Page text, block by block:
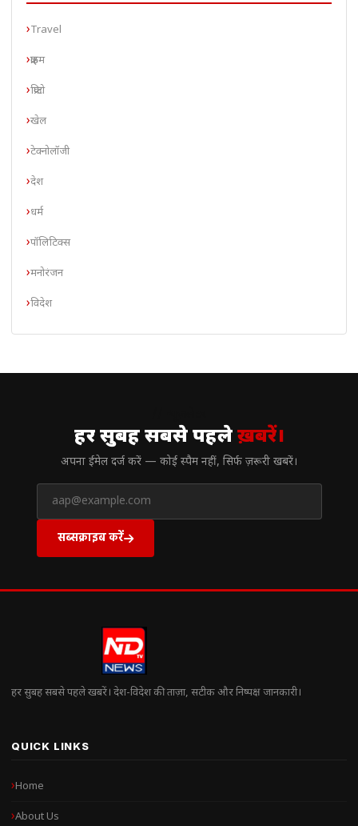
Travel
क्राइम
क्रिप्टो
खेल
टेक्नोलॉजी
देश
धर्म
पॉलिटिक्स
मनोरंजन
विदेश
हर सुबह सबसे पहलेख़बरें।
अपना ईमेल दर्ज करें — कोई स्पैम नहीं, सिर्फ ज़रूरी खबरें।
सब्सक्राइब करें
हर सुबह सबसे पहले खबरें। देश-विदेश की ताज़ा, सटीक और निष्पक्ष जानकारी।
QUICK LINKS
Home
About Us